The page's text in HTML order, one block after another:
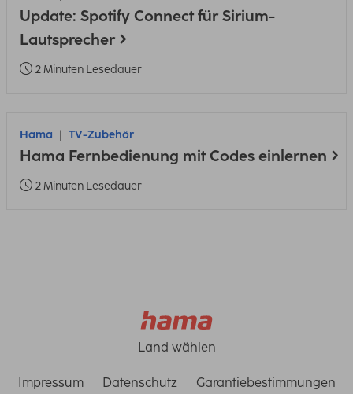
Update: Spotify Connect für Sirium-
Lautsprecher
2 Minuten Lesedauer
Hama TV-Zubehör
Hama Fernbedienung mit Codes einlernen
2 Minuten Lesedauer
Land wählen
Impressum Datenschutz
Garantiebestimmungen